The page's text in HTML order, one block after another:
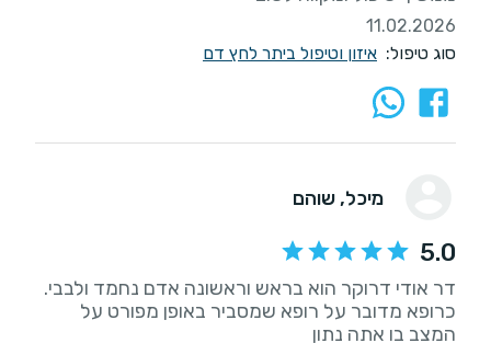
11.02.2026
סוג טיפול: איזון וטיפול ביתר לחץ דם
מיכל, שוהם
5.0
כרופא מדובר על רופא שמסביר באופן מפורט על